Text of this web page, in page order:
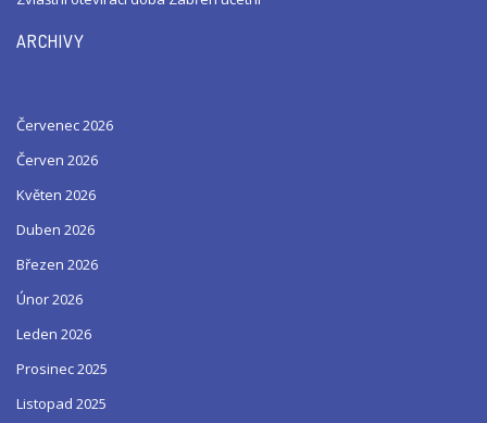
ARCHIVY
Červenec 2026
Červen 2026
Květen 2026
Duben 2026
Březen 2026
Únor 2026
Leden 2026
Prosinec 2025
Listopad 2025